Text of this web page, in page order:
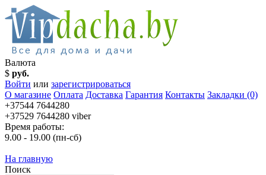
Валюта
$ руб.
Войти или зарегистрироваться
О магазине Оплата Доставка Гарантия Контакты Закладки (0)
+37544 7644280
+37529 7644280 viber
Время работы:
9.00 - 19.00 (пн-сб)
На главную
Поиск